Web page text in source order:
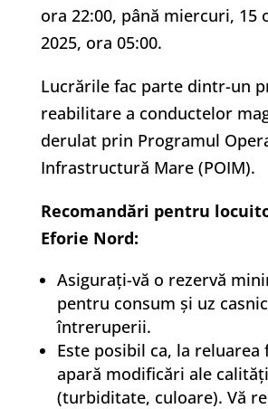
ora 22:00, până miercuri, 15
2025, ora 05:00.
Lucrările fac parte dintr-un
reabilitare a conductelor
derulat prin Programul
Infrastructură Mare (POIM).
Recomandări pentru
Eforie Nord:
Asigurați-vă o rezervă
pentru consum și uz
întreruperii.
Este posibil ca, la reluarea
apară modificări ale
(turbiditate, culoare). Vă